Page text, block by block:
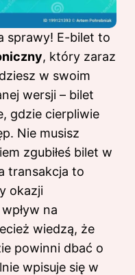
sprawy! E-bilet to
, który zaraz
w swoim
wersji – bilet
gdzie cierpliwie
Nie musisz
zgubiłeś bilet w
transakcja to
okazji
na
wiedzą, że
powinni dbać o
wpisuje się w